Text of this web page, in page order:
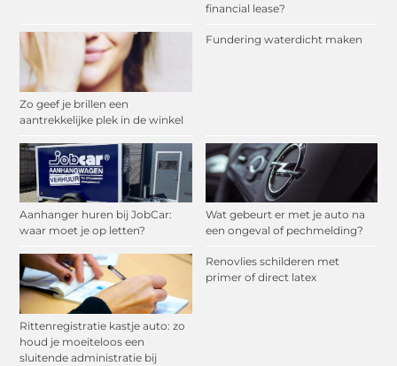
financial lease?
Zo geef je brillen een
aantrekkelijke plek in de winkel
Fundering waterdicht maken
Aanhanger huren bij JobCar:
waar moet je op letten?
Wat gebeurt er met je auto na
een ongeval of pechmelding?
Rittenregistratie kastje auto: zo
houd je moeiteloos een
sluitende administratie bij
Renovlies schilderen met
primer of direct latex